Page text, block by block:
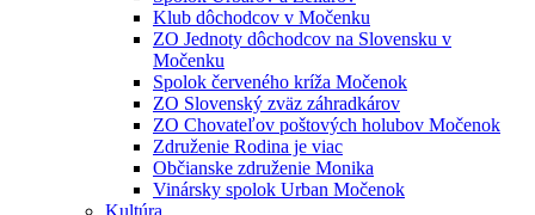
Klub dôchodcov v Močenku
ZO Jednoty dôchodcov na Slovensku v
Močenku
Spolok červeného kríža Močenok
ZO Slovenský zväz záhradkárov
ZO Chovateľov poštových holubov Močenok
Združenie Rodina je viac
Občianske združenie Monika
Vinársky spolok Urban Močenok
Kultúra